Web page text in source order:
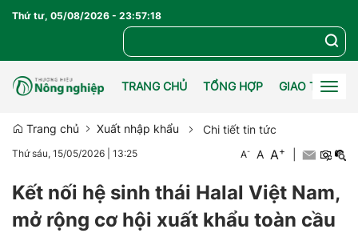
Thứ tư, 05/08/2026 - 23:57:19
TRANG CHỦ TỔNG HỢP GIAO
Trang chủ
Xuất nhập khẩu Chi tiết tin tức
Thứ sáu, 15/05/2026 13:25 A- A A+
Kết nối hệ sinh thái Halal Việt Nam,
mở rộng cơ hội xuất khẩu toàn cầu